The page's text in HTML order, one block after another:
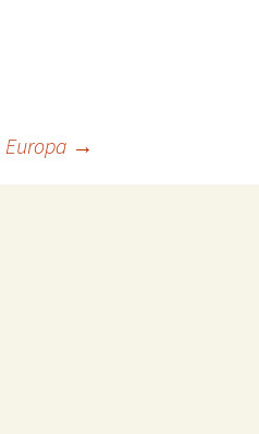
Europa →